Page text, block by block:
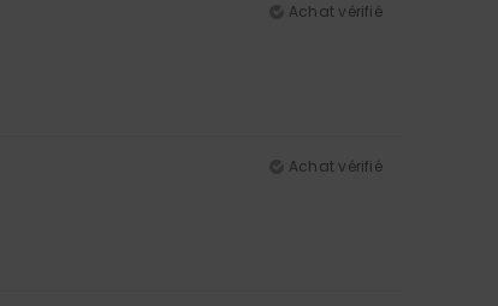
Achat vérifié
Achat vérifié